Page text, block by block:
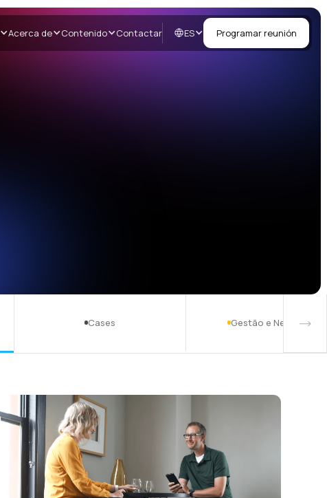
Acerca de Contenido Contactar ES Programar reunión
Cases Gestão e Negócios